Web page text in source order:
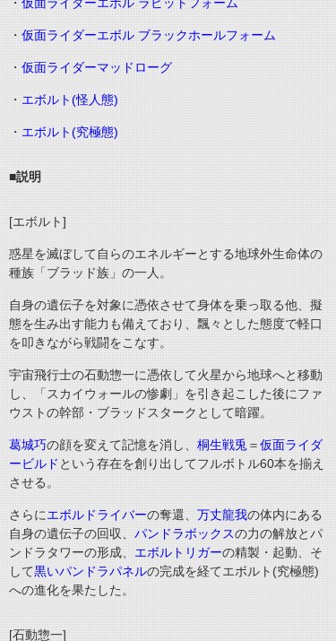
・ 仮面ライダーエボル ブラックホールフォーム
・ 仮面ライダーマッドローグ
・ エボルト(怪人態)
・ エボルト(究極態)
■説明
[エボルト]
惑星を滅ぼして自らのエネルギーとする地球外生命体の
種族「ブラッド族」の一人。
自身の遺伝子を対象に憑依させて身体を乗っ取る他、擬
態を生み出す能力も備えており、飄々とした態度で軽口
を叩きながら戦闘をこなす。
宇宙飛行士の石動惣一に憑依して火星から地球へと移動
し、「スカイウォールの惨劇」を引き起こした後にファ
ウストの幹部・ブラッドスタークとして暗躍。
葛城巧の顔を変えて記憶を消し、 桐生戦兎 ＝仮面ライダ
ービルド という存在を創り出してフルボトル60本を揃え
させる。
さらにエボルドライバーの奪還、 万丈龍我の体内にある
自身の遺伝子の回収、 パンドラボックスの力の解放とパ
ンドラタワーの形成、 エボルトリガーの精製・起動、そ
して黒いパンドラパネルの完成を経てエボルト(究極態)
への進化を果たした。
[石動惣一]